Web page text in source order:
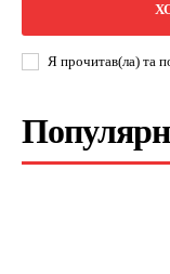
Я прочитав(ла) та